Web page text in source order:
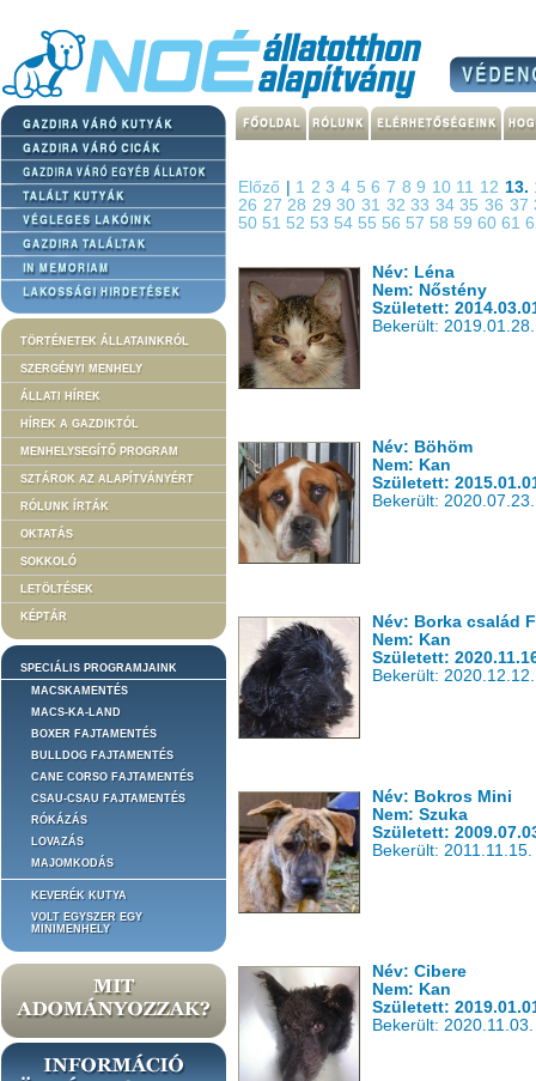
TÖRTÉNETEK ÁLLATAINKRÓL
SZERGÉNYI MENHELY
ÁLLATI HÍREK
HÍREK A GAZDIKTÓL
MENHELYSEGÍTŐ PROGRAM
SZTÁROK AZ ALAPÍTVÁNYÉRT
RÓLUNK ÍRTÁK
OKTATÁS
SOKKOLÓ
LETÖLTÉSEK
KÉPTÁR
SPECIÁLIS PROGRAMJAINK
MACSKAMENTÉS
MACS-KA-LAND
BOXER FAJTAMENTÉS
BULLDOG FAJTAMENTÉS
CANE CORSO FAJTAMENTÉS
CSAU-CSAU FAJTAMENTÉS
RÓKÁZÁS
LOVAZÁS
MAJOMKODÁS
KEVERÉK KUTYA
VOLT EGYSZER EGY
MINIMENHELY
Előző 1 234 56 7 89 10 11 12 13.
26 2728 293031 3233 343536 37
50 51 52 53 54 55 56 57 58 59 60 61
Név: Léna
Nem: Nőstény
Született:
Bekerült: 2019.01.28.
Név: Böhöm
Nem: Kan
Született:
Bekerült: 2020.07.23.
Név: Borka család
Nem: Kan
Született:
Bekerült: 2020.12.12.
Név: Bokros Mini
Nem: Szuka
Született:
Bekerült: 2011.11.15.
Név: Cibere
Nem: Kan
Született:
Bekerült: 2020.11.03.